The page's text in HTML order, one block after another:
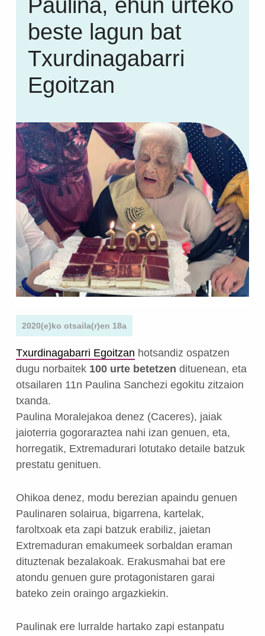
Paulina, ehun urteko
beste lagun bat
Txurdinagabarri
Egoitzan
2020(e)ko otsaila(r)en 18a
Txurdinagabarri Egoitzan hotsandiz ospatzen
dugu norbaitek 100 urte betetzen dituenean, eta
otsailaren 11n Paulina Sanchezi egokitu zitzaion
txanda.
Paulina Moralejakoa denez (Caceres), jaiak
jaioterria gogoraraztea nahi izan genuen, eta,
horregatik, Extremadurari lotutako detaile batzuk
prestatu genituen.
Ohikoa denez, modu berezian apaindu genuen
Paulinaren solairua, bigarrena, kartelak,
faroltxoak eta zapi batzuk erabiliz, jaietan
Extremaduran emakumeek sorbaldan eraman
dituztenak bezalakoak. Erakusmahai bat ere
atondu genuen gure protagonistaren garai
bateko zein oraingo argazkiekin.
Paulinak ere lurralde hartako zapi estanpatu